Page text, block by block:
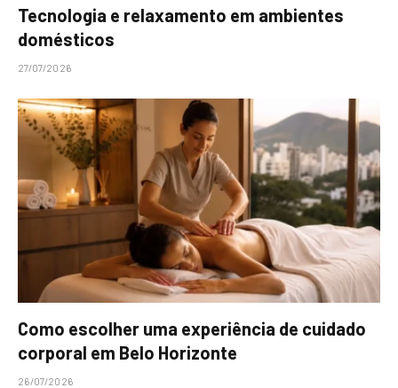
Tecnologia e relaxamento em ambientes
domésticos
27/07/2026
Como escolher uma experiência de cuidado
corporal em Belo Horizonte
26/07/2026